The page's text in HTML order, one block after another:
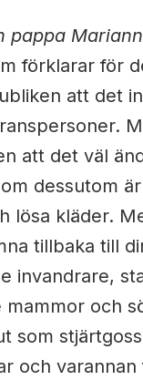
pappa
förklarar för
att det
att det väl
dessutom
lösa kläder.
tillbaka till
invandrare,
mammor och
som
och varannan